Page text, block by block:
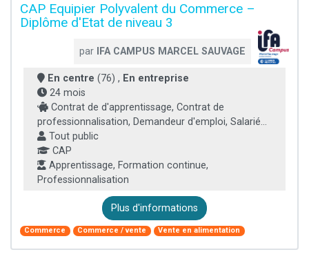
CAP Equipier Polyvalent du Commerce –
Diplôme d'Etat de niveau 3
par IFA CAMPUS MARCEL SAUVAGE
En centre (76) , En entreprise
24 mois
Contrat de d'apprentissage, Contrat de
professionnalisation, Demandeur d'emploi, Salarié...
Tout public
CAP
Apprentissage, Formation continue,
Professionnalisation
Plus d'informations
Commerce Commerce / vente Vente en alimentation